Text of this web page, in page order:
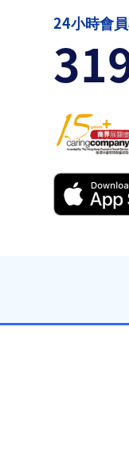
24小時會